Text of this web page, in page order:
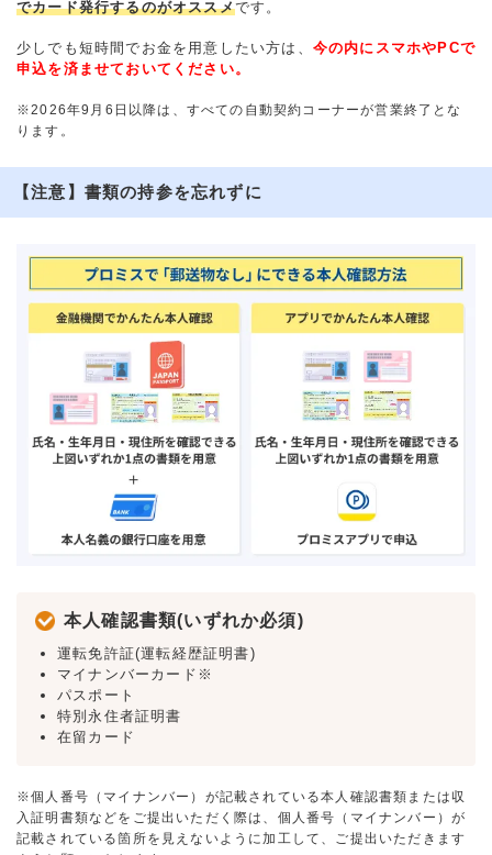
でカード発行するのがオススメです。
少しでも短時間でお金を用意したい方は、 今の内にスマホやPCで
申込を済ませておいてください。
※2026年9月6日以降は、すべての自動契約コーナーが営業終了とな
ります。
【注意】書類の持参を忘れずに
本人確認書類(いずれか必須)
運転免許証(運転経歴証明書)
マイナンバーカード※
パスポート
特別永住者証明書
在留カード
※個人番号（マイナンバー）が記載されている本人確認書類または収
入証明書類などをご提出いただく際は、個人番号（マイナンバー）が
記載されている箇所を見えないように加工して、ご提出いただきます